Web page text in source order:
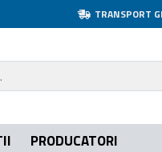
TRANSPORT
PRODUCATORI